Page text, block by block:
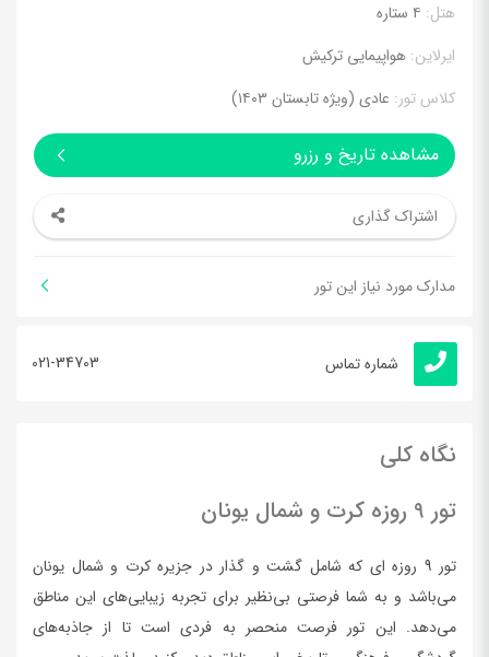
هتل: ۴ ستاره
ایرلاین: هواپیمایی ترکیش
کلاس تور: عادی (ویژه تابستان ۱۴۰۳)
مشاهده تاریخ و رزرو
اشتراک گذاری
مدارک مورد نیاز این تور
شماره تماس 021-34703
نگاه کلی
تور 9 روزه کرت و شمال یونان
تور 9 روزه ای که شامل گشت و گذار در جزیره کرت و شمال یونان
می‌باشد و به شما فرصتی بی‌نظیر برای تجربه زیبایی‌های این مناطق
می‌دهد. این تور فرصت منحصر به فردی است تا از جاذبه‌های